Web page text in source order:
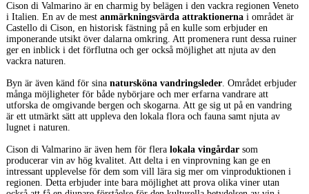
Cison di Valmarino är en charmig by belägen i den vackra regionen Veneto
i Italien. En av de mest anmärkningsvärda attraktionernai området är
Castello di Cison, en historisk fästning på en kulle som erbjuder en
imponerande utsikt över dalarna omkring. Att promenera runt dessa ruiner
ger en inblick i det förflutna och ger också möjlighet att njuta av den
vackra naturen.
Byn är även känd för sina natursköna vandringsleder. Området erbjuder
många möjligheter för både nybörjare och mer erfarna vandrare att
utforska de omgivande bergen och skogarna. Att ge sig ut på en vandring
är ett utmärkt sätt att uppleva den lokala flora och fauna samt njuta av
lugnet i naturen.
Cison di Valmarino är även hem för flera lokala vingårdarsom
producerar vin av hög kvalitet. Att delta i en vinprovning kan ge en
intressant upplevelse för dem som vill lära sig mer om vinproduktionen i
regionen. Detta erbjuder inte bara möjlighet att prova olika viner utan